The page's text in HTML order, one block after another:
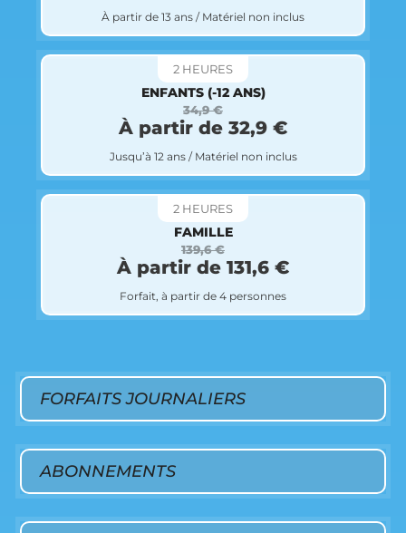
À partir de 13 ans / Matériel non inclus
ENFANTS (-12 ANS)
34,9 €
À partir de 32,9 €
2 HEURES
Jusqu’à 12 ans / Matériel non inclus
FAMILLE
139,6 €
À partir de 131,6 €
2 HEURES
Forfait, à partir de 4 personnes
FORFAITS JOURNALIERS
ABONNEMENTS